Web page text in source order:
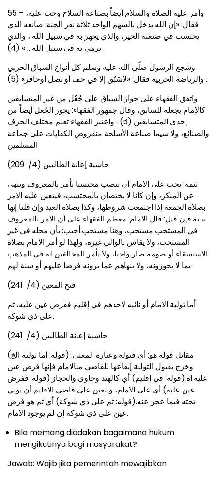
55 – وأمر عليه الصلاة والسلام أيضاً بصناعة السلاح وحث عليه،
فقال: «إن الله يدخل بالسهم الواحد ثلاثة نفر الجنة: صانعه الذي
يحتسب في صنعته الخير، والذي يجهز به في سبيل الله ، والذي
يرمي به في سبيل الله .. » (4) .
وشجع الرسول صلّى الله عليه وسلم كل أنواع السباق الحربي
والرياضة الحربية فقال: «لاسَبْق إلا في خف أو نصل أوحافر» (5) .
واتفق الفقهاء على جواز السباق على جُعْل من غير المتسابقين
كالإمام يجعله للسابق، وقال جمهور الفقهاء: يجوز الجُعل أيضاً من
إحدى المتسابقين (6) . واعتبر الفقهاء تعلم مختلف الحرف
والصنائع، ولا سيما صناعة الأسلحة منفروض الكفايات على جماعة
المسلمين
حاشية إعانة الطالبين (4/ 209)
تتمة: يجب على الامام أن ينصب محتسبا يأمر بالمعروف وينهى
عن المنكر، وإن كانا لا يختصان بالمحتسب، فيتعين عليه الامر
بصلاة الجمعة إذا اجتمعت شروطها، وكذا بصلاة العيد وإن قلنا إنها
سنة.فإن قيل: قال الامام: معظم الفقهاء على أن الامر بالمعروف
في المستحب مستحب، وهنا مستحب.أجيب: بأن محله في غير
المستحب، ولا يقاس بالوالي غيره، ولهذا لو أمر الامام بصلاة
الاستسقاء أو صومه صار واجبا، ولا يأمر المخالفين له في المذهب
بما لا يجوزونه، ولا ينهاهم عما يرونه فرضا عليهم أو سنة لهم.
فتح المعين (4/ 241)
أما تولية الامام أو نائبه لاحدهم في إقليم ففرض عين عليه، ثم
على ذي شوكة.
حاشية إعانة الطالبين (4/ 241)
(قوله: أما تولية الخ) مقابل قوله هو: أي قبوله.وعبارة المغني:
وخرج بقبول التولية إيقاعها للقاضي منالامام فإنها فرض عين
عليه.اه.(قوله: في إقليم) أي كالهند وجاوى والحجاز.(قوله: ففرض
عين عليه) أي على الامام، ويتعين على قاضي الاقليم أن يولي
تحته فيما عجز عنه.(قوله: ثم على ذي شوكة) أي ثم هو فرض
عين على ذي شوكة إن لم يوجود الامام.
Bila memang diadakan bagaimana hukum
mengikutinya bagi masyarakat?
Jawab: Wajib jika pemerintah mewajibkan